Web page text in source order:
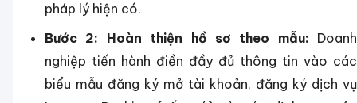
pháp lý hiện có.
Bước 2: Hoàn thiện hồ sơ theo mẫu: Doanh
nghiệp tiến hành điền đầy đủ thông tin vào các
biểu mẫu đăng ký mở tài khoản, đăng ký dịch vụ